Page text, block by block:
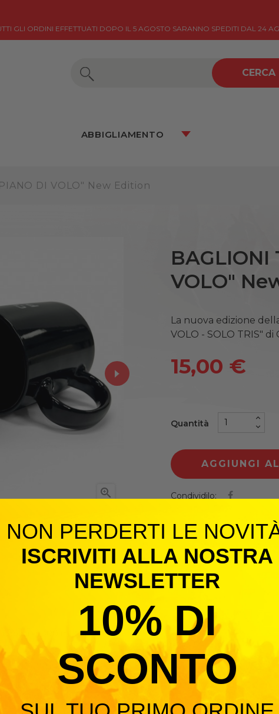
GLI ORDINI EFFETTUATI DOPO IL 5 AGOSTO SARANNO SPEDITI DAL 24
CERCA
ABBIGLIAMENTO
DI VOLO" New Edition

BAGLIONI
VOLO"
La nuova edizione
VOLO - SOLO TRIS"
15,00 €
Quantità
AGGIUNGI
Condividilo:
Descrizione
300 ml
NON PERDERTI LE
ISCRIVITI ALLA NOSTRA
NEWSLETTER
10% DI
SCONTO